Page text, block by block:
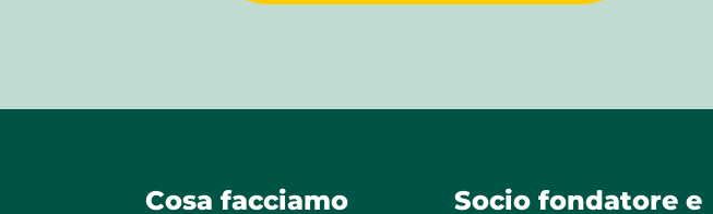
Cosa facciamo Socio fondatore e